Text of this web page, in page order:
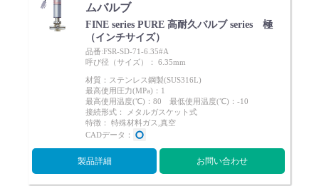
ムバルブ
FINE series PURE 高耐久バルブ series 極
（インチサイズ）
品番:FSR-SD-71-6.35#A
呼び径（サイズ）： 6.35mm
材質：ステンレス鋼製(SUS316L)
最高使用圧力(MPa)：1
最高使用温度(℃)：80 最低使用温度(℃)：-10
接続形式： メタルガスケット式
特徴： 特殊材料ガス,真空
CADデータ：
製品詳細 お問い合わせ